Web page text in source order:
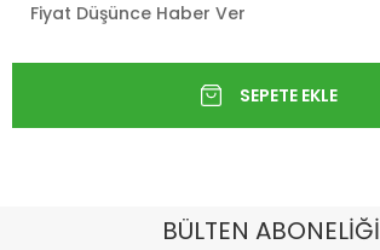
Fiyat Düşünce Haber Ver
BÜLTEN ABONELİĞİ